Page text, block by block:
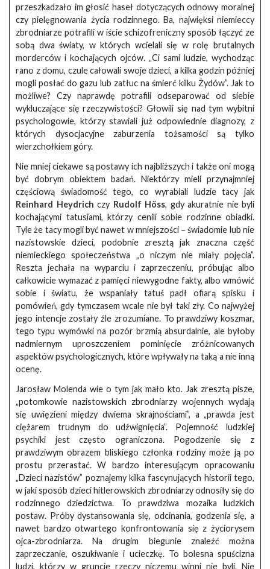
przeszkadzało im głosić haseł dotyczących odnowy moralnej
czy pielęgnowania życia rodzinnego. Ba, najwięksi niemieccy
zbrodniarze potrafili w iście schizofreniczny sposób łączyć ze
sobą dwa światy, w których wcielali się w rolę brutalnych
morderców i kochających ojców. „Ci sami ludzie, wychodząc
rano z domu, czule całowali swoje dzieci, a kilka godzin później
mogli posłać do gazu lub zatłuc na śmierć kilku Żydów”. Jak to
możliwe? Czy naprawdę potrafili odseparować od siebie
wykluczające się rzeczywistości? Głowili się nad tym wybitni
psychologowie, którzy stawiali już odpowiednie diagnozy, z
których dysocjacyjne zaburzenia tożsamości są tylko
wierzchołkiem góry.
Nie mniej ciekawe są postawy ich najbliższych i także oni mogą
być dobrym obiektem badań. Niektórzy mieli przynajmniej
częściową świadomość tego, co wyrabiali ludzie tacy jak
Reinhard Heydrich czy Rudolf Höss, gdy akuratnie nie byli
kochającymi tatusiami, którzy cenili sobie rodzinne obiadki.
Tyle że tacy mogli być nawet w mniejszości – świadomie lub nie
nazistowskie dzieci, podobnie zresztą jak znaczna część
niemieckiego społeczeństwa „o niczym nie miały pojęcia”.
Reszta jechała na wyparciu i zaprzeczeniu, próbując albo
całkowicie wymazać z pamięci niewygodne fakty, albo wmówić
sobie i światu, że wspaniały tatuś padł ofiarą spisku i
pomówień, gdy tymczasem wcale nie był taki zły. Co najwyżej
jego intencje zostały źle zrozumiane. To prawdziwy koszmar,
tego typu wymówki na pozór brzmią absurdalnie, ale byłoby
nadmiernym uproszczeniem pominięcie zróżnicowanych
aspektów psychologicznych, które wpływały na taką a nie inną
ocenę.
Jarosław Molenda wie o tym jak mało kto. Jak zresztą pisze,
„potomkowie nazistowskich zbrodniarzy wojennych wydają
się uwięzieni między dwiema skrajnościami”, a „prawda jest
ciężarem trudnym do udźwignięcia”. Pojemność ludzkiej
psychiki jest często ograniczona. Pogodzenie się z
prawdziwym obrazem bliskiego członka rodziny może ją po
prostu przerastać. W bardzo interesującym opracowaniu
„Dzieci nazistów” poznajemy kilka fascynujących historii tego,
w jaki sposób dzieci hitlerowskich zbrodniarzy odnosiły się do
rodzinnego dziedzictwa. To prawdziwa mozaika ludzkich
postaw. Próby dystansowania się, odcinania, godzenia się, a
nawet bardzo otwartego konfrontowania się z życiorysem
ojca-zbrodniarza. Na drugim biegunie znaleźć można
zaprzeczanie, oszukiwanie i ucieczkę. To bolesna spuścizna
ludzi, którzy w gruncie rzeczy niczemu winni nie byli. Nie